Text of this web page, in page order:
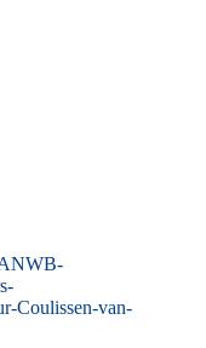
Coulissen-van-